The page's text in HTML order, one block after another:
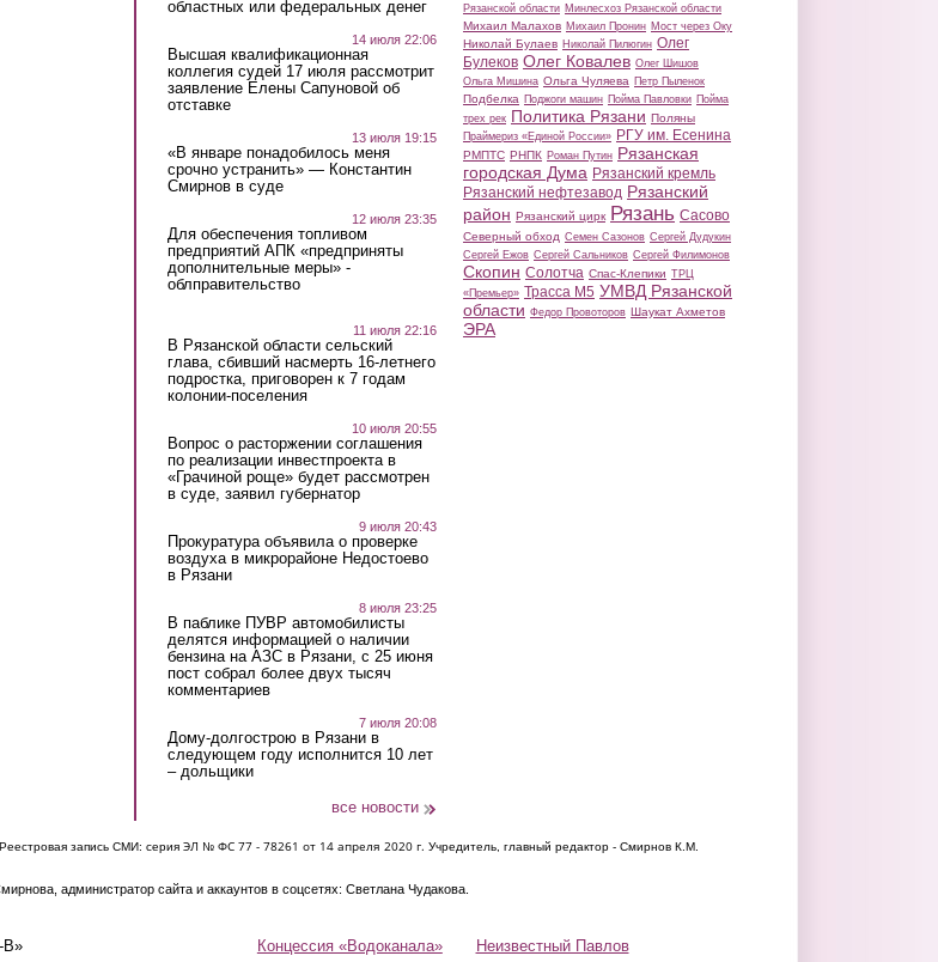
областных или федеральных денег
14 июля 22:06
Высшая квалификационная
коллегия судей 17 июля рассмотрит
заявление Елены Сапуновой об
отставке
13 июля 19:15
«В январе понадобилось меня
срочно устранить» — Константин
Смирнов в суде
12 июля 23:35
Для обеспечения топливом
предприятий АПК «предприняты
дополнительные меры» -
облправительство
11 июля 22:16
В Рязанской области сельский
глава, сбивший насмерть 16-летнего
подростка, приговорен к 7 годам
колонии-поселения
10 июля 20:55
Вопрос о расторжении соглашения
по реализации инвестпроекта в
«Грачиной роще» будет рассмотрен
в суде, заявил губернатор
9 июля 20:43
Прокуратура объявила о проверке
воздуха в микрорайоне Недостоево
в Рязани
8 июля 23:25
В паблике ПУВР автомобилисты
делятся информацией о наличии
бензина на АЗС в Рязани, с 25 июня
пост собрал более двух тысяч
комментариев
7 июля 20:08
Дому-долгострою в Рязани в
следующем году исполнится 10 лет
– дольщики
все новости
Рязанской области Минлесхоз Рязанской области
Михаил Малахов Михаил Пронин Мост через Оку
Николай Булаев Николай Пилюгин Олег
Булеков Олег Ковалев Олег Шишов
Ольга Мишина Ольга Чуляева Петр Пыленок
Подбелка Поджоги машин Пойма Павловки Пойма
трех рек Политика Рязани Поляны
Праймериз «Единой России» РГУ им. Есенина
РМПТС РНПК Роман Путин Рязанская
городская Дума Рязанский кремль
Рязанский нефтезавод Рязанский
район Рязанский цирк Рязань Сасово
Северный обход Семен Сазонов Сергей Дудукин
Сергей Ежов Сергей Сальников Сергей Филимонов
Скопин Солотча Спас-Клепики ТРЦ
«Премьер» Трасса М5 УМВД Рязанской
области Федор Провоторов Шаукат Ахметов
ЭРА
запись СМИ: серия ЭЛ № ФС 77 - 78261 от 14 апреля 2020 г. Учредитель, главный редактор - Смирнов К.М.
администратор сайта и аккаунтов в соцсетях: Светлана Чудакова.
Концессия «Водоканала» Неизвестный Павлов
В»